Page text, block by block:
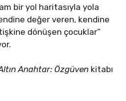
bir yol haritasıyla yola
değer veren, kendine
dönüşen çocuklar”
Anahtar: Özgüven kitabı